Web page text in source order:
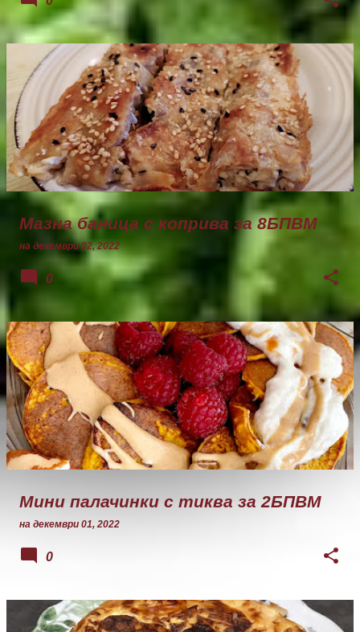
Мазна баница с коприва за 8БПВМ
на декември 02, 2022
0
Мини палачинки с тиква за 2БПВМ
на декември 01, 2022
0